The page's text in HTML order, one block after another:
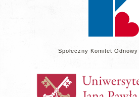
Społeczny Komitet